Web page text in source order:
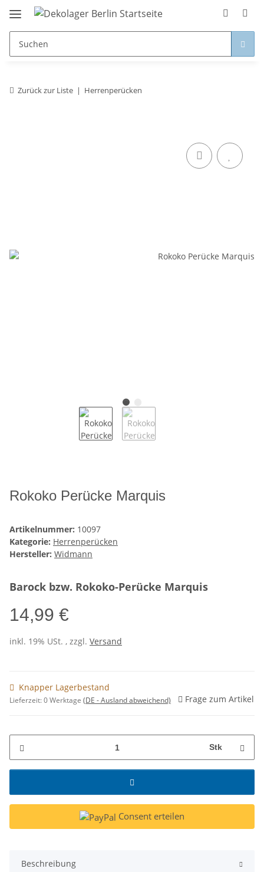
Zurück zur Liste Herrenperücken
Rokoko Perücke Marquis
Artikelnummer: 10097
Kategorie: Herrenperücken
Hersteller: Widmann
Barock bzw. Rokoko-Perücke Marquis
14,99 €
inkl. 19% USt. , zzgl. Versand
Knapper Lagerbestand
Lieferzeit:0 Werktage (DE - Ausland abweichend) Frage zum Artikel
Stk
Consent erteilen
Beschreibung